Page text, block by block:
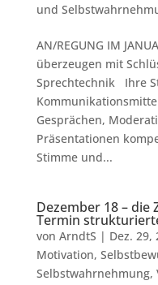
und
AN/REGUNG IM
überzeugen mit
Sprechtechnik Ihre
Gesprächen,
Präsentationen
Stimme und...
Dezember 18 – die
Termin
von ArndtS | Dez. 29,
Motivation,
Selbstwahrnehmung,